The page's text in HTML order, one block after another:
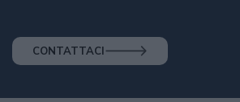
CONTATTACI